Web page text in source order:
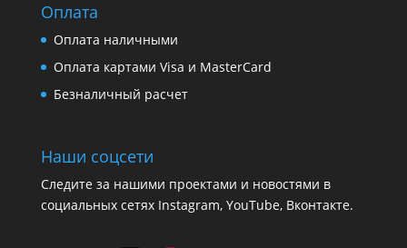
Оплата
Оплата наличными
Оплата картами Visa и MasterCard
Безналичный расчет
Наши соцсети
Следите за нашими проектами и новостями в
социальных сетях Instagram, YouTube, Вконтакте.